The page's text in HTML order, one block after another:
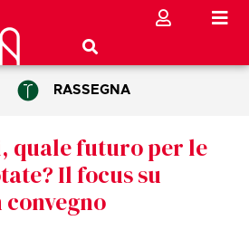
RASSEGNA
quale futuro per le
Il focus su